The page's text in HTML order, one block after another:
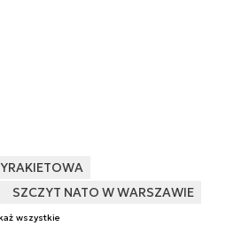
SZCZYT NATO W WARSZAWIE
wszystkie